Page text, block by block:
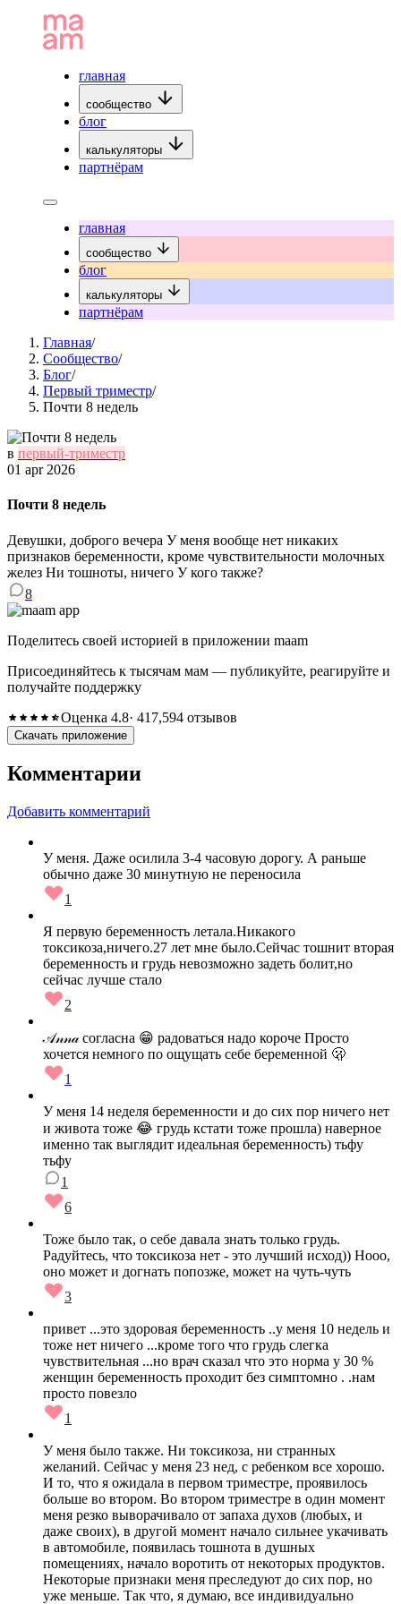
главная
сообщество
блог
калькуляторы
партнёрам
главная
сообщество
блог
калькуляторы
партнёрам
Главная/
Сообщество/
Блог/
Первый триместр/
Почти 8 недель
в первый-триместр
01 apr 2026
Почти 8 недель
Девушки, доброго вечера У меня вообще нет никаких
признаков беременности, кроме чувствительности молочных
желез Ни тошноты, ничего У кого также?
8
Поделитесь своей историей в приложении maam
Присоединяйтесь к тысячам мам — публикуйте, реагируйте и
получайте поддержку
Оценка 4.8· 417,594 отзывов
Скачать приложение
Комментарии
Добавить комментарий
У меня. Даже осилила 3-4 часовую дорогу. А раньше
обычно даже 30 минутную не переносила
1
Я первую беременность летала.Никакого
токсикоза,ничего.27 лет мне было.Сейчас тошнит вторая
беременность и грудь невозможно задеть болит,но
сейчас лучше стало
2
𝒜𝓃𝓃𝒶 согласна 😁 радоваться надо короче Просто
хочется немного по ощущать себе беременной 🫢
1
У меня 14 неделя беременности и до сих пор ничего нет
и живота тоже 😂 грудь кстати тоже прошла) наверное
именно так выглядит идеальная беременность) тьфу
тьфу
1
6
Тоже было так, о себе давала знать только грудь.
Радуйтесь, что токсикоза нет - это лучший исход)) Нооо,
оно может и догнать попозже, может на чуть-чуть
3
привет ...это здоровая беременность ..у меня 10 недель и
тоже нет ничего ...кроме того что грудь слегка
чувствительная ...но врач сказал что это норма у 30 %
женщин беременность проходит без симптомно . .нам
просто повезло
1
У меня было также. Ни токсикоза, ни странных
желаний. Сейчас у меня 23 нед, с ребенком все хорошо.
И то, что я ожидала в первом триместре, проявилось
больше во втором. Во втором триместре в один момент
меня резко выворачивало от запаха духов (любых, и
даже своих), в другой момент начало сильнее укачивать
в автомобиле, появилась тошнота в душных
помещениях, начало воротить от некоторых продуктов.
Некоторые признаки меня преследуют до сих пор, но
уже меньше. Так что, я думаю, все индивидуально